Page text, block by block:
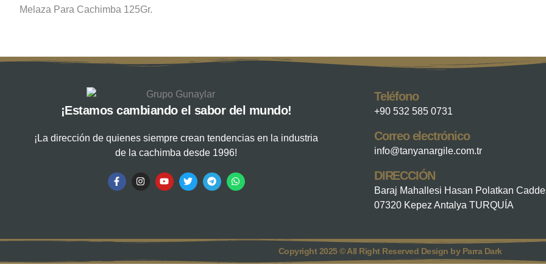
Melaza Para Cachimba 125Gr.
¡Estamos cambiando el sabor del mundo!
¡La dirección de quienes siempre crean tendencias en la industria
de la cachimba desde 1996!
Teléfono
+90 532 585 0731
Correo electrónico
info@tanyanargile.com.tr
DIRECCIÓN
Baraj Mahallesi Hasan Polatkan
07320 Kepez Antalya TURQUÍA
Copyright 2025 © All Right Reserved Design by Parra Dark